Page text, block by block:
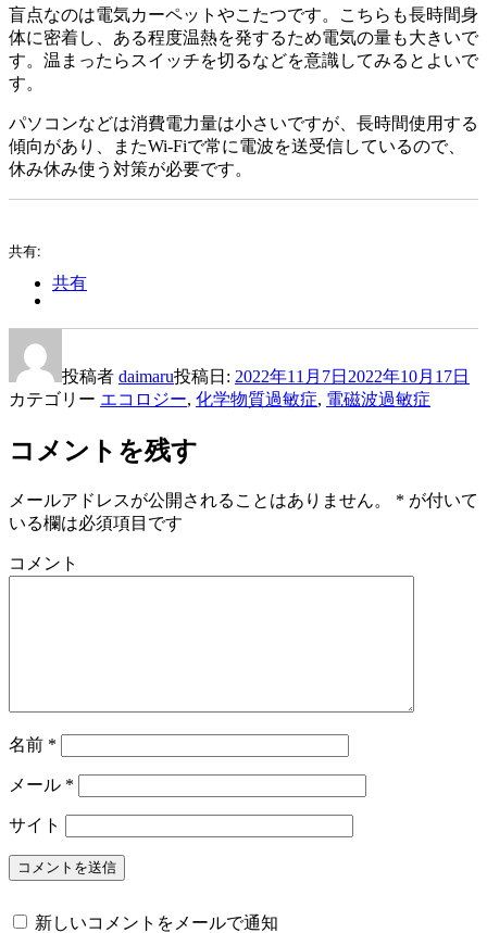
盲点なのは電気カーペットやこたつです。こちらも長時間身
体に密着し、ある程度温熱を発するため電気の量も大きいで
す。温まったらスイッチを切るなどを意識してみるとよいで
す。
パソコンなどは消費電力量は小さいですが、長時間使用する
傾向があり、またWi-Fiで常に電波を送受信しているので、
休み休み使う対策が必要です。
共有:
共有
投稿者 daimaru投稿日: 2022年11月7日 2022年10月17日
カテゴリー エコロジー, 化学物質過敏症, 電磁波過敏症
コメントを残す
メールアドレスが公開されることはありません。 * が付いて
いる欄は必須項目です
コメント
名前 *
メール *
サイト
新しいコメントをメールで通知